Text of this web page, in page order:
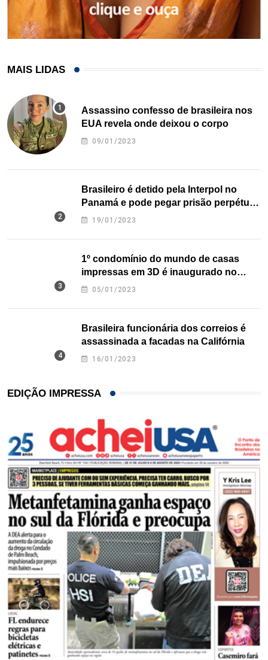
MAIS LIDAS
Assassino confesso de brasileira nos
EUA revela onde deixou o corpo
09/01/2023
Brasileiro é detido pela Interpol no
Panamá e pode pegar prisão perpétua
nos EUA
19/01/2023
1º condomínio do mundo de casas
impressas em 3D é inaugurado no
Texas
05/01/2023
Brasileira funcionária dos correios é
assassinada a facadas na Califórnia
16/01/2023
EDIÇÃO IMPRESSA